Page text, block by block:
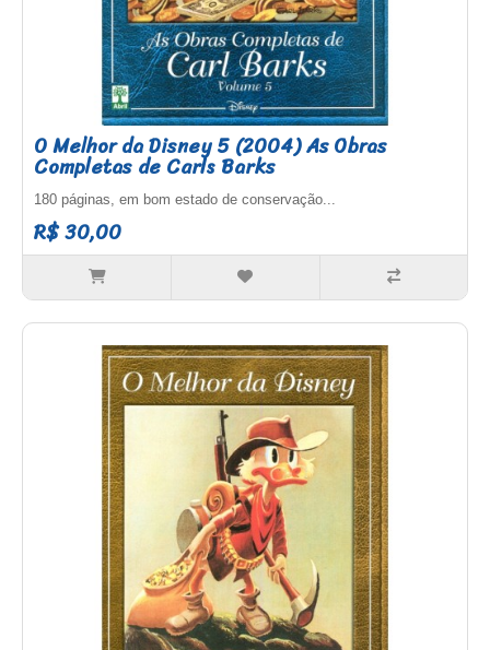
O Melhor da Disney 5 (2004) As Obras
Completas de Carls Barks
180 páginas, em bom estado de conservação...
R$ 30,00